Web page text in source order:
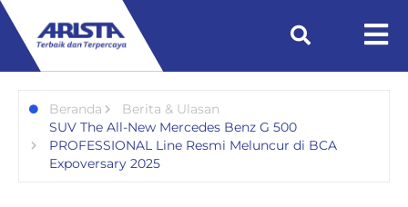
Beranda
Berita & Ulasan
SUV The All-New Mercedes Benz G 500
PROFESSIONAL Line Resmi Meluncur di BCA
Expoversary 2025